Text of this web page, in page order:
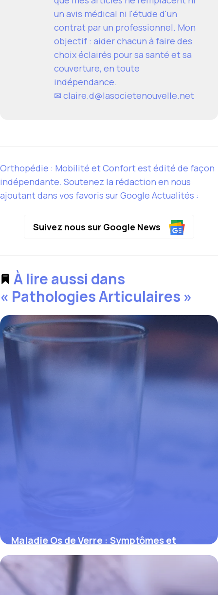
un avis médical ni l'étude d'un
contrat par un professionnel. Mon
objectif : aider chacun à faire des
choix éclairés pour sa santé et sa
couverture, en toute
indépendance.
✉ claire.d@lasocietenouvelle.net
Orthopédie : Mobilité et Confort est édité de façon
indépendante. Soutenez la rédaction en nous
ajoutant dans vos favoris sur Google Actualités :
Suivez nous sur Google News
À lire aussi dans
« Pathologies Articulaires »
Maladie Os de Verre : Symptômes et
Traitements
9 avril 2026